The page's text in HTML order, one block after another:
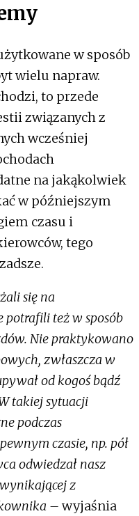
w sposób
wielu napraw.
to przede
związanych z
wcześniej
na jakąkolwiek
w późniejszym
czasu i
tego
się na
potrafili też w sposób
Nie praktykowano
zwłaszcza w
od kogoś bądź
takiej sytuacji
podczas
czasie, np. pół
odwiedzał nasz
z
–wyjaśnia